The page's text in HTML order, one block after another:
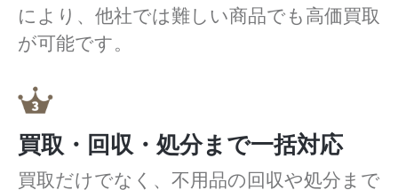
により、他社では難しい商品でも高価買取
が可能です。
買取・回収・処分まで一括対応
買取だけでなく、不用品の回収や処分まで